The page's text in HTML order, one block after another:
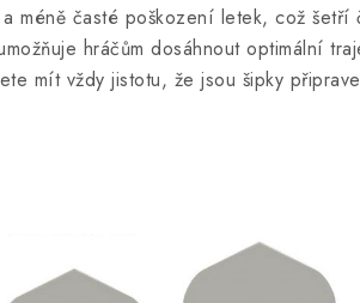
méně časté poškození letek, což šetří
hráčům dosáhnout optimální
mít vždy jistotu, že jsou šipky